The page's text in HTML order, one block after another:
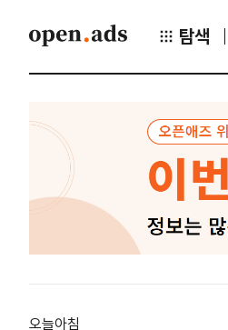
탐색
오늘아침